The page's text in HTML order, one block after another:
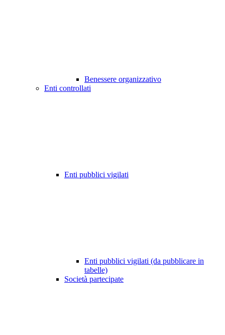
Benessere organizzativo
Enti controllati
Enti pubblici vigilati
Enti pubblici vigilati (da pubblicare in
tabelle)
Società partecipate